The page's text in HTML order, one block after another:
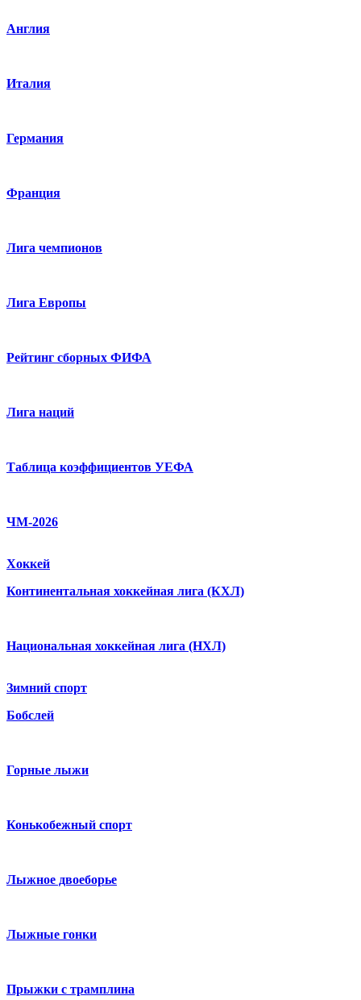
Англия
Италия
Германия
Франция
Лига чемпионов
Лига Европы
Рейтинг сборных ФИФА
Лига наций
Таблица коэффициентов УЕФА
ЧМ-2026
Хоккей
Континентальная хоккейная лига (КХЛ)
Национальная хоккейная лига (НХЛ)
Зимний спорт
Бобслей
Горные лыжи
Конькобежный спорт
Лыжное двоеборье
Лыжные гонки
Прыжки с трамплина